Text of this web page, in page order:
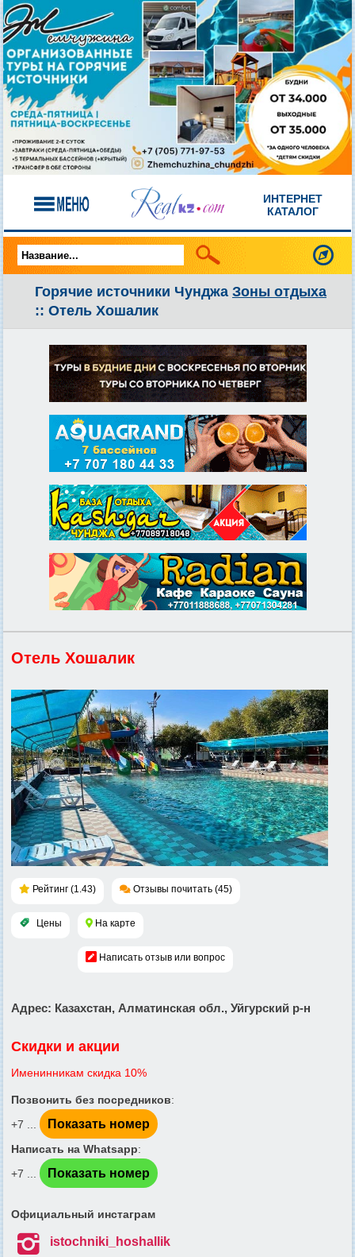
ИНТЕРНЕТ
КАТАЛОГ
Горячие источники Чунджа Зоны отдыха
:: Отель Хошалик
Отель Хошалик
Рейтинг (1.43) Отзывы почитать (45)
Цены На карте
Написать отзыв или вопрос
Адрес: Казахстан, Алматинская обл., Уйгурский р-н
Скидки и акции
Именинникам скидка 10%
Позвонить без посредников:
+7 ...
Показать номер
Написать на Whatsapp:
+7 ...
Показать номер
Официальный инстаграм
 istochniki_hoshallik